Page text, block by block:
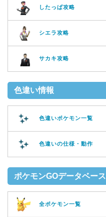
したっぱ攻略
シエラ攻略
サカキ攻略
色違い情報
色違いポケモン一覧
色違いの仕様・動作
ポケモンGOデータベース
全ポケモン一覧